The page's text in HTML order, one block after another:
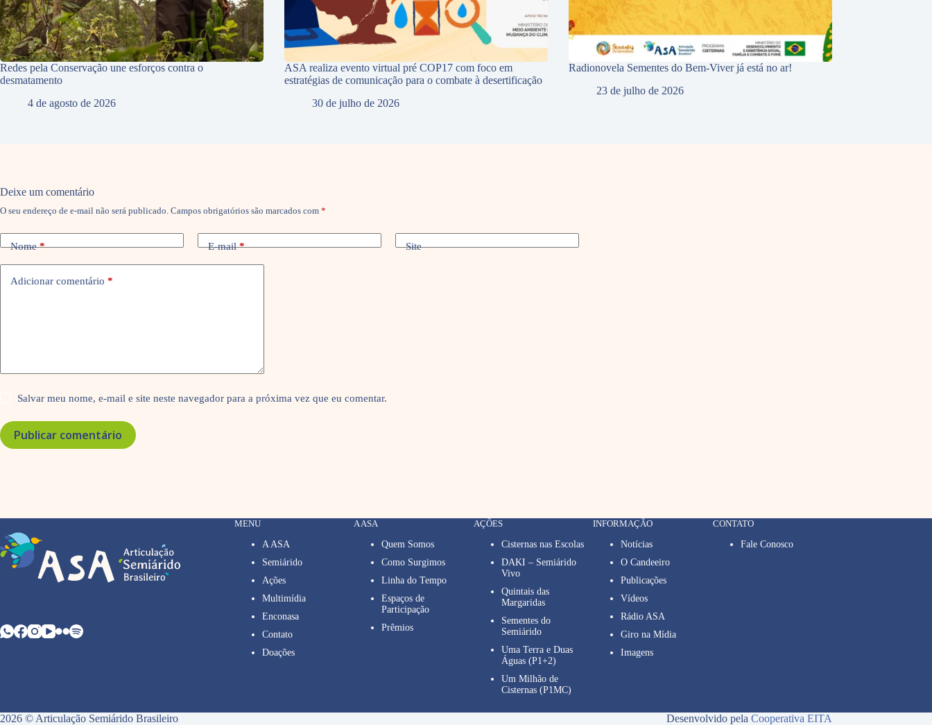
Redes pela Conservação une esforços contra o
desmatamento
4 de agosto de 2026
ASA realiza evento virtual pré COP17 com foco em
estratégias de comunicação para o combate à desertificação
30 de julho de 2026
Radionovela Sementes do Bem-Viver já está no ar!
23 de julho de 2026
Deixe um comentário
O seu endereço de e-mail não será publicado. Campos obrigatórios são marcados com *
Nome* E-mail* Site
Adicionar comentário *
Salvar meu nome, e-mail e site neste navegador para a próxima vez que eu comentar.
Publicar comentário
MENU
A ASA
Semiárido
Ações
Multimídia
Enconasa
Contato
Doações
A ASA
Quem Somos
Como Surgimos
Linha do Tempo
Espaços de
Participação
Prêmios
AÇÕES
Cisternas nas Escolas
DAKI – Semiárido
Vivo
Quintais das
Margaridas
Sementes do
Semiárido
Uma Terra e Duas
Águas (P1+2)
Um Milhão de
Cisternas (P1MC)
INFORMAÇÃO
Notícias
O Candeeiro
Publicações
Vídeos
Rádio ASA
Giro na Mídia
Imagens
CONTATO
Fale Conosco
2026 © Articulação Semiárido Brasileiro Desenvolvido pela Cooperativa EITA